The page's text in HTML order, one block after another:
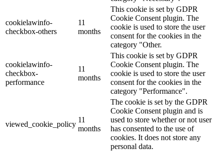
cookielawinfo-
checkbox-others
11
months
This cookie is set by GDPR
Cookie Consent plugin. The
cookie is used to store the user
consent for the cookies in the
category "Other.
cookielawinfo-
checkbox-
performance
11
months
This cookie is set by GDPR
Cookie Consent plugin. The
cookie is used to store the user
consent for the cookies in the
category "Performance".
viewed_cookie_policy
11
months
The cookie is set by the GDPR
Cookie Consent plugin and is
used to store whether or not user
has consented to the use of
cookies. It does not store any
personal data.